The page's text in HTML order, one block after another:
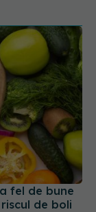
fel de bune
de boli